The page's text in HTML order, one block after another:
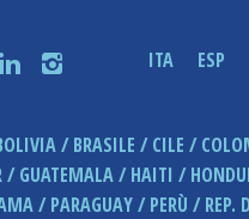
n i ITA ESP
BRASILE CILE
GUATEMALA HAITI
PARAGUAY PERÙ REP.